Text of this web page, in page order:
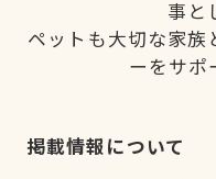
事と
ペットも大切な家族
ーをサポ
掲載情報について